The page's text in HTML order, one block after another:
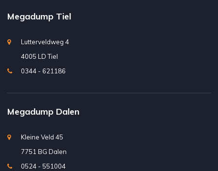
Megadump Tiel
Lutterveldweg 4
4005 LD Tiel
0344 - 621186
Megadump Dalen
Kleine Veld 45
7751 BG Dalen
0524 - 551004